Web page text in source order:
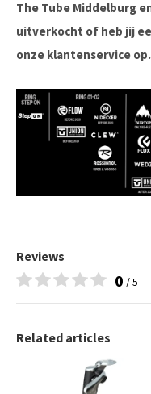
The Tube Middelburg
uitverkocht of heb jij
onze klantenservice op.
Reviews
0 / 5
Related articles